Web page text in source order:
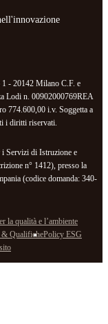
- 20142 Milano C.F. e
Lodi n. 00902000769REA
774.600,00 i.v. Soggetta a
i diritti riservati.
Servizi di Istruzione e
n° 1412), presso la
(codice domanda: 340-
la qualità e l’ambiente
QualifichePolicy ESG